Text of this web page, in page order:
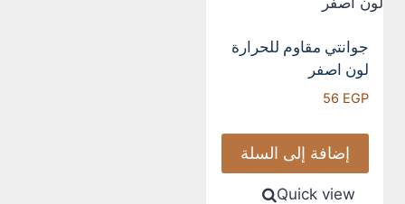
جوانتي مقاوم للحرارة
لون اصفر
56 EGP
إضافة إلى السلة
Quick view